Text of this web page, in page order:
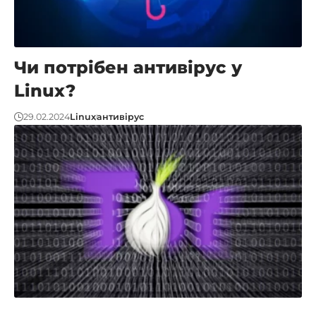
Чи потрібен антивірус у
Linux?
29.02.2024Linuxантивірус